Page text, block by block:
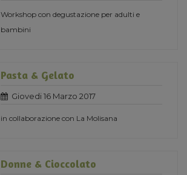
Workshop con degustazione per adulti e
bambini
Pasta & Gelato
Giovedi 16 Marzo 2017
in collaborazione con La Molisana
Donne & Cioccolato